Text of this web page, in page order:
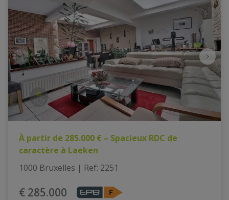
À partir de 285.000 € – Spacieux RDC de
caractère à Laeken
1000 Bruxelles | Ref: 2251
€ 285.000